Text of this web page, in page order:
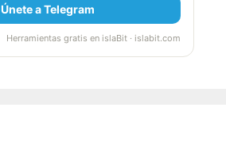
Únete a Telegram
Herramientas gratis en islaBit · islabit.com